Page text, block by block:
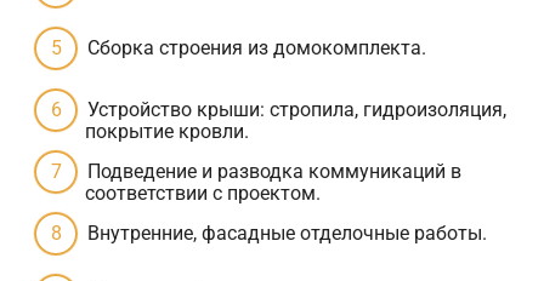
Сборка строения из домокомплекта.
Устройство крыши: стропила, гидроизоляция,
покрытие кровли.
Подведение и разводка коммуникаций в
соответствии с проектом.
Внутренние, фасадные отделочные работы.